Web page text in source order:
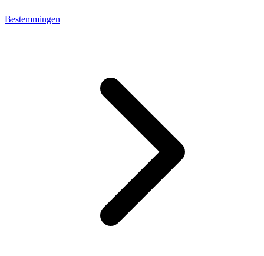
Bestemmingen